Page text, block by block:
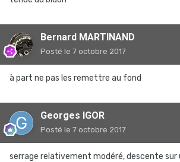
Bernard MARTINAND
Posté le 7 octobre 2017
à part ne pas les remettre au fond
Georges IGOR
Posté le 7 octobre 2017
serrage relativement modéré, descente sur